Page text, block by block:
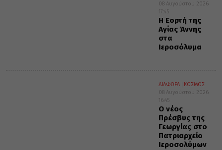
08 Αυγούστου 2026
17:45
Η Εορτή της
Αγίας Άννης
στα
Ιεροσόλυμα
ΔΙΑΦΟΡΑ
ΚΟΣΜΟΣ
08 Αυγούστου 2026
16:45
Ο νέος
Πρέσβυς της
Γεωργίας στο
Πατριαρχείο
Ιεροσολύμων